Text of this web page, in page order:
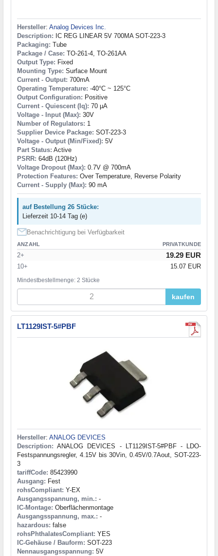
Hersteller: Analog Devices Inc.
Description: IC REG LINEAR 5V 700MA SOT-223-3
Packaging: Tube
Package / Case: TO-261-4, TO-261AA
Output Type: Fixed
Mounting Type: Surface Mount
Current - Output: 700mA
Operating Temperature: -40°C ~ 125°C
Output Configuration: Positive
Current - Quiescent (Iq): 70 µA
Voltage - Input (Max): 30V
Number of Regulators: 1
Supplier Device Package: SOT-223-3
Voltage - Output (Min/Fixed): 5V
Part Status: Active
PSRR: 64dB (120Hz)
Voltage Dropout (Max): 0.7V @ 700mA
Protection Features: Over Temperature, Reverse Polarity
Current - Supply (Max): 90 mA
auf Bestellung 26 Stücke:
Lieferzeit 10-14 Tag (e)
Benachrichtigung bei Verfügbarkeit
ANZAHL PRIVATKUNDE
2+ 19.29 EUR
10+ 15.07 EUR
Mindestbestellmenge: 2 Stücke
kaufen
LT1129IST-5#PBF
Hersteller: ANALOG DEVICES
Description: ANALOG DEVICES - LT1129IST-5#PBF - LDO-
Festspannungsregler, 4.15V bis 30Vin, 0.45V/0.7Aout, SOT-223-
3
tariffCode: 85423990
Ausgang: Fest
rohsCompliant: Y-EX
Ausgangsspannung, min.: -
IC-Montage: Oberflächenmontage
Ausgangsspannung, max.: -
hazardous: false
rohsPhthalatesCompliant: YES
IC-Gehäuse / Bauform: SOT-223
Nennausgangsspannung: 5V